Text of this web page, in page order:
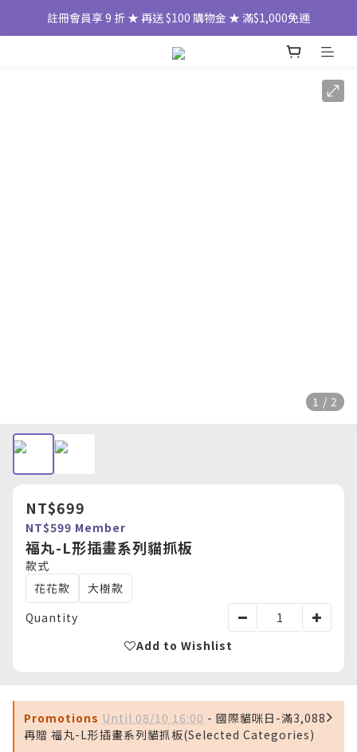
註冊會員享 9 折 ★ 再送 $100 購物金 ★ 滿$1,000免運
1 / 2
NT$699
NT$599 Member
福丸-L形插畫系列貓抓板
款式
花花款
大樹款
Quantity
Add to Wishlist
Promotions Until 08/10 16:00 - 國際貓咪日-滿3,088
再贈 福丸-L形插畫系列貓抓板(Selected Categories)